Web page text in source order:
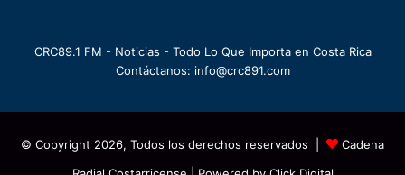
CRC89.1 FM - Noticias - Todo Lo Que Importa en Costa Rica
Contáctanos: info@crc891.com
© Copyright 2026, Todos los derechos reservados |
Cadena